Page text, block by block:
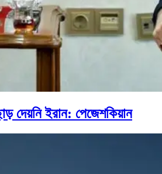
দেয়নি ইরান: পেজেশকিয়ান